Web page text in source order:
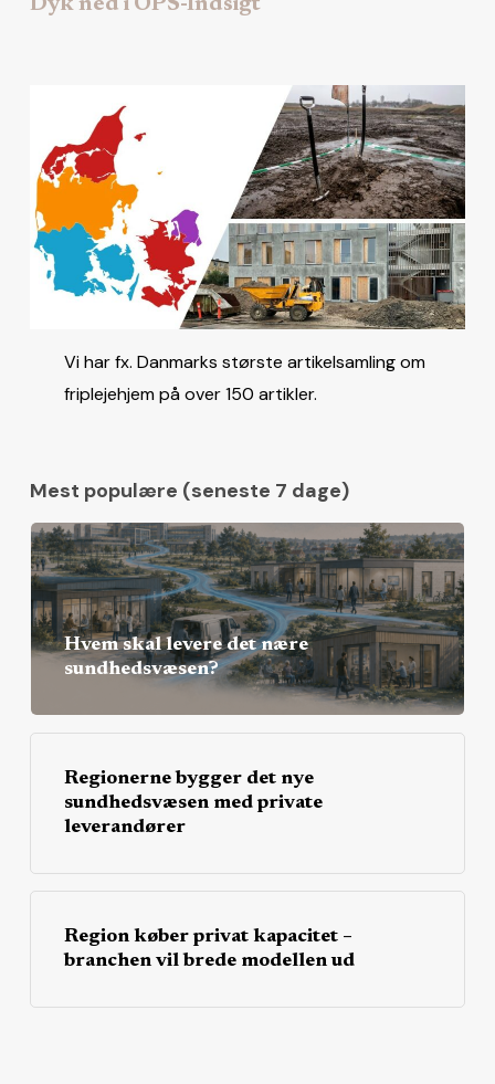
Vi har fx. Danmarks største artikelsamling om
friplejehjem på over 150 artikler.
Mest populære (seneste 7 dage)
Hvem skal levere det nære
sundhedsvæsen?
Regionerne bygger det nye
sundhedsvæsen med private
leverandører
Region køber privat kapacitet –
branchen vil brede modellen ud